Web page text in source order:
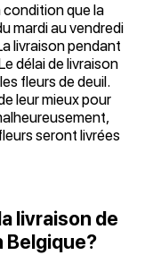
condition que la
mardi au vendredi
livraison pendant
délai de livraison
fleurs de deuil.
leur mieux pour
seront livrées
livraison de
Belgique?